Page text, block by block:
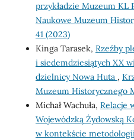
przykładzie Muzeum KL
Naukowe Muzeum
41 (2023)
Kinga Tarasek, Rzeźby
i siedemdziesiątych XX
dzielnicy Nowa Huta ,
Muzeum Historycznego
Michał Wachuła, Relacje
Wojewódzką Żydowską
w kontekście